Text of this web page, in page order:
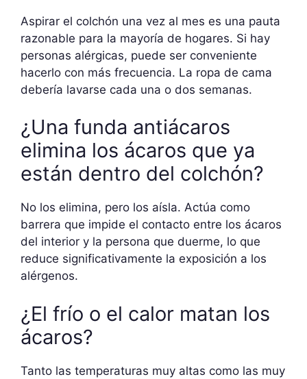
Aspirar el colchón una vez al mes es una pauta
razonable para la mayoría de hogares. Si hay
personas alérgicas, puede ser conveniente
hacerlo con más frecuencia. La ropa de cama
debería lavarse cada una o dos semanas.
¿Una funda antiácaros
elimina los ácaros que ya
están dentro del colchón?
No los elimina, pero los aísla. Actúa como
barrera que impide el contacto entre los ácaros
del interior y la persona que duerme, lo que
reduce significativamente la exposición a los
alérgenos.
¿El frío o el calor matan los
ácaros?
Tanto las temperaturas muy altas como las muy